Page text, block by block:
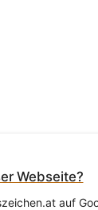
Webseite?
auf